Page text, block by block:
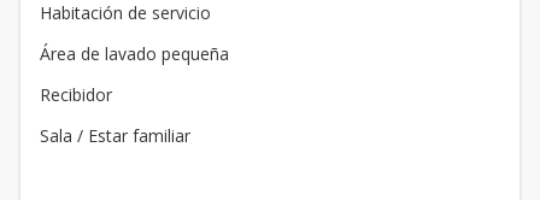
Habitación de servicio
Área de lavado pequeña
Recibidor
Sala / Estar familiar